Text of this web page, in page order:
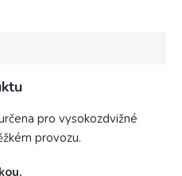
pro vysokozdvižné
provozu.